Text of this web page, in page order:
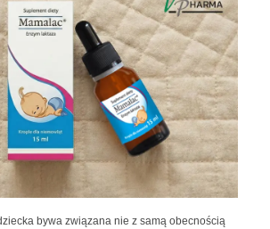
bywa związana nie z samą obecnością